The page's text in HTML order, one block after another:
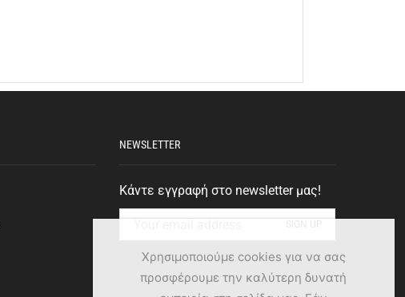
NEWSLETTER
Κάντε εγγραφή στο newsletter μας!
Χρησιμοποιούμε cookies για να σας
προσφέρουμε την καλύτερη δυνατή